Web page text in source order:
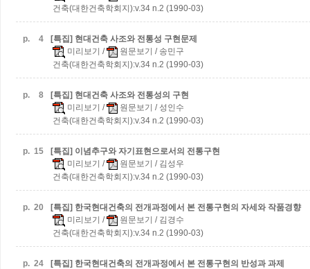
건축(대한건축학회지):v.34 n.2 (1990-03)
p. 4
[특집] 현대건축 사조와 전통성 구현문제
미리보기 / 원문보기 / 송민구
건축(대한건축학회지):v.34 n.2 (1990-03)
p. 8
[특집] 현대건축 사조와 전통성의 구현
미리보기 / 원문보기 / 성인수
건축(대한건축학회지):v.34 n.2 (1990-03)
p. 15
[특집] 이념추구와 자기표현으로서의 전통구현
미리보기 / 원문보기 / 김성우
건축(대한건축학회지):v.34 n.2 (1990-03)
p. 20
[특집] 한국현대건축의 전개과정에서 본 전통구현의 자세와 작품경향
미리보기 / 원문보기 / 김경수
건축(대한건축학회지):v.34 n.2 (1990-03)
p. 24
[특집] 한국현대건축의 전개과정에서 본 전통구현의 반성과 과제